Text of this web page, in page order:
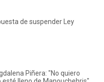
de suspender Ley
Piñera: "No quiero